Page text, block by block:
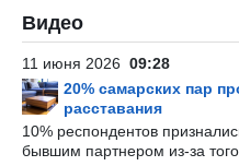
Видео
11 июня 2026 09:28
20% самарских пар
расставания
10% респондентов
бывшим партнером из-за